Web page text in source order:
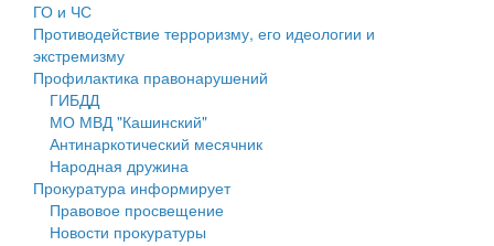
Оценка регулирующего воздействия
Деятельность МУ
Нормативы градостроительного проектирования
Правила землепользования и застройки
Генеральные планы
Проекты планировки территории
ГО и ЧС
Противодействие терроризму, его идеологии и
экстремизму
Профилактика правонарушений
ГИБДД
МО МВД "Кашинский"
Антинаркотический месячник
Народная дружина
Прокуратура информирует
Правовое просвещение
Новости прокуратуры